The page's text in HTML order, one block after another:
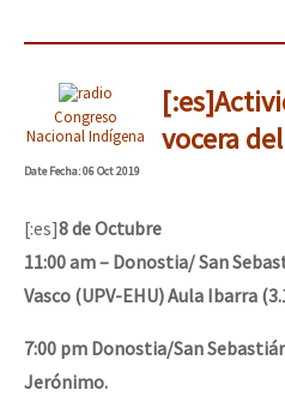
Congreso
Nacional Indígena
vocera
DateFecha: 06 Oct 2019
[:es]8 de Octubre
11:00 am – Donostia/ San
Vasco (UPV-EHU) Aula Ibarra
7:00 pm Donostia/San
Jerónimo.